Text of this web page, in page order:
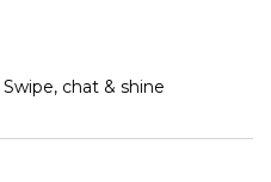
chat & shine